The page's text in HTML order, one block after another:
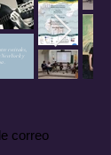
recitales,
York y
correo